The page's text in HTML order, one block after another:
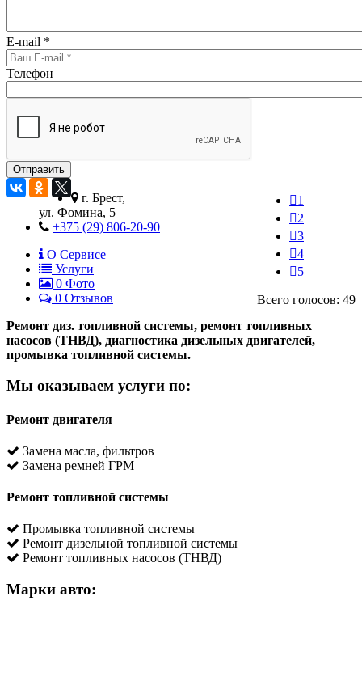
E-mail *
Телефон
1
2
3
4
5
Всего голосов: 49
г. Брест,
ул. Фомина, 5
+375 (29) 806-20-90
О Сервисе
Услуги
0 Фото
0 Отзывов
Ремонт диз. топливной системы, ремонт топливных
насосов (ТНВД), диагностика дизельных двигателей,
промывка топливной системы.
Мы оказываем услуги по:
Ремонт двигателя
Замена масла, фильтров
Замена ремней ГРМ
Ремонт топливной системы
Промывка топливной системы
Ремонт дизельной топливной системы
Ремонт топливных насосов (ТНВД)
Марки авто: